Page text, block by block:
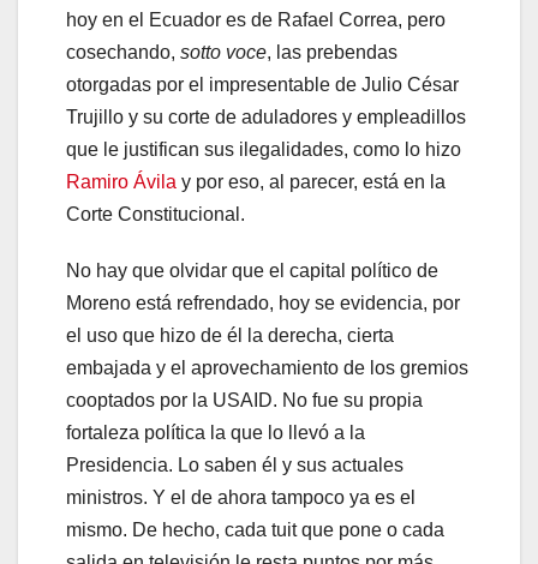
hoy en el Ecuador es de Rafael Correa, pero
cosechando, sotto voce, las prebendas
otorgadas por el impresentable de Julio César
Trujillo y su corte de aduladores y empleadillos
que le justifican sus ilegalidades, como lo hizo
Ramiro Ávila y por eso, al parecer, está en la
Corte Constitucional.
No hay que olvidar que el capital político de
Moreno está refrendado, hoy se evidencia, por
el uso que hizo de él la derecha, cierta
embajada y el aprovechamiento de los gremios
cooptados por la USAID. No fue su propia
fortaleza política la que lo llevó a la
Presidencia. Lo saben él y sus actuales
ministros. Y el de ahora tampoco ya es el
mismo. De hecho, cada tuit que pone o cada